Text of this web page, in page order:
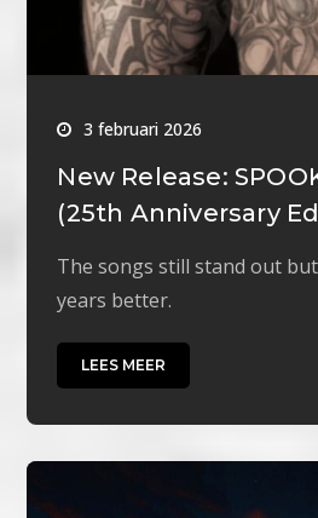
3 februari 2026
New Release:
(25th Anniversary
The songs still stand out
years better.
LEES MEER